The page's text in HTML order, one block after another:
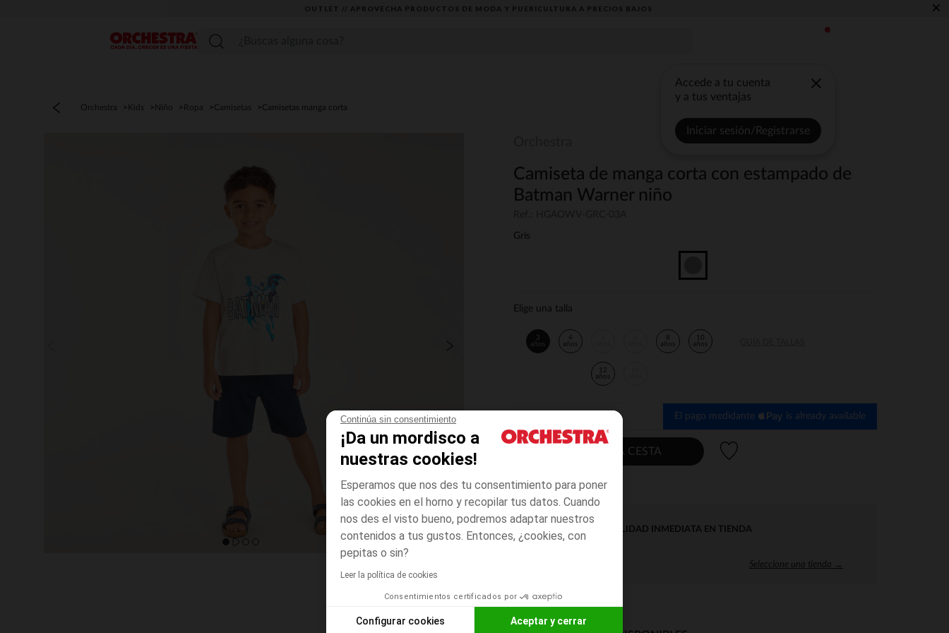
Continúa sin consentimiento
¡Da un mordisco a
nuestras cookies!
Esperamos que nos des tu consentimiento para poner
las cookies en el horno y recopilar tus datos. Cuando
nos des el visto bueno, podremos adaptar nuestros
contenidos a tus gustos. Entonces, ¿cookies, con
pepitas o sin?
Leer la política de cookies
Consentimientos certificados por
Configurar cookies Aceptar y cerrar
OUTLET // APROVECHA PRODUCTOS DE MODA Y PUERICULTURA A PRECIOS BAJOS ×
Menú
Accede a tu cuenta
y a tus ventajas
Iniciar sesión/Registrarse
Orchestra Kids Niño Ropa Camisetas Camisetas manga corta
Camiseta de manga corta con estampado de
Batman Warner niño
Gris
Elige una talla
3
años
4
años
8
años
10
años
12
años
El pago medidante is already available
AÑADIR A LA CESTA
DISPONIBILIDAD INMEDIATA EN TIENDA
Seleccione una tienda →